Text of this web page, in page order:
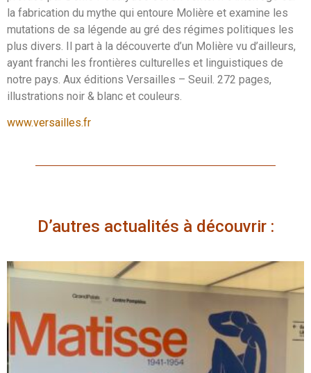
la fabrication du mythe qui entoure Molière et examine les
mutations de sa légende au gré des régimes politiques les
plus divers. Il part à la découverte d’un Molière vu d’ailleurs,
ayant franchi les frontières culturelles et linguistiques de
notre pays. Aux éditions Versailles – Seuil. 272 pages,
illustrations noir & blanc et couleurs.
www.versailles.fr
D’autres actualités à découvrir :